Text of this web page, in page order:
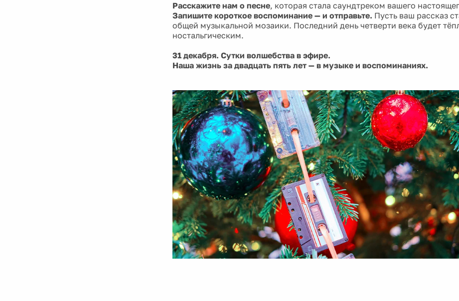
Расскажите нам о песне, которая стала саундтреком вашего
Запишите короткое воспоминание — и отправьте. Пусть ваш рассказ
общей музыкальной мозаики. Последний день четверти века будет
ностальгическим.
31 декабря. Сутки волшебства в эфире.
Наша жизнь за двадцать пять лет — в музыке и воспоминаниях.